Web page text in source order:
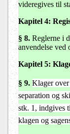
videregives til
Kapitel 4:
§ 8. Reglerne i
anvendelse ved
Kapitel 5:
§ 9. Klager over
separation og
stk. 1, indgives
klagen og